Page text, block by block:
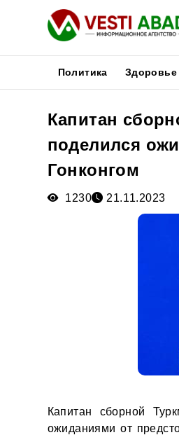
Политика Здоровье
Капитан
поделился
Гонконгом
1230 21.11.2023
Капитан сборной
ожиданиями от